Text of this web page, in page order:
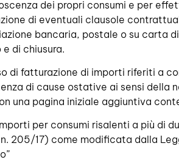
dei propri consumi e per
di eventuali clausole
bancaria, postale o su carta
di chiusura.
di fatturazione di importi riferiti a
di cause ostative ai sensi
una pagina iniziale aggiuntiva
per consumi risalenti a più di
205/17) come modificata dalla